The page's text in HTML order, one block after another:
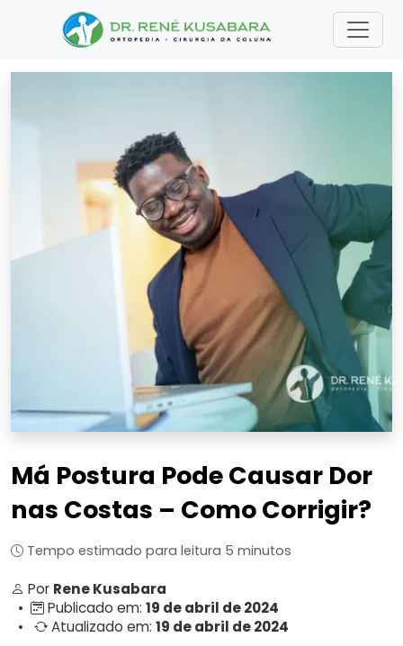
Má Postura Pode Causar Dor
nas Costas – Como Corrigir?
Tempo estimado para leitura 5 minutos
Por Rene Kusabara
•
Publicado em: 19 de abril de 2024
•
Atualizado em: 19 de abril de 2024